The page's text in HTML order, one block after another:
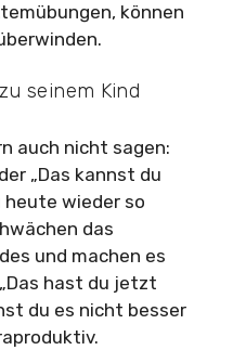
können
seinem Kind
auch nicht sagen:
„Das kannst du
heute wieder so
das
und machen es
hast du jetzt
du es nicht besser